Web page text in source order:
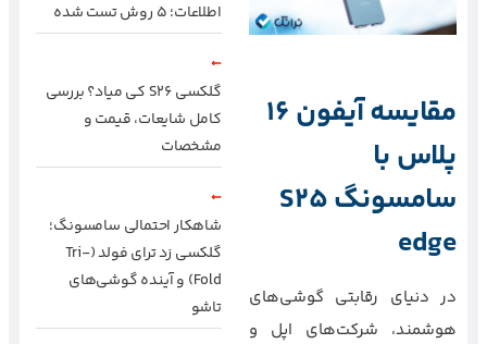
مقایسه آیفون 16
پلاس با
سامسونگ S25
edge
در دنیای رقابتی گوشی‌های
هوشمند، شرکت‌های اپل و
اطلاعات؛ ۵ روش تست شده
گلکسی S26 کی میاد؟ بررسی
کامل شایعات، قیمت و
مشخصات
شاهکار احتمالی سامسونگ؛
گلکسی زد ترای فولد (Tri-
Fold) و آینده گوشی‌های
تاشو